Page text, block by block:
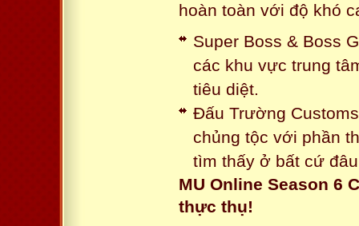
hoàn toàn với độ khó
Super Boss & Boss
các khu vực trung
tiêu diệt.
Đấu Trường
chủng tộc với phần
tìm thấy ở bất cứ
MU Online Season 6
thực thụ!